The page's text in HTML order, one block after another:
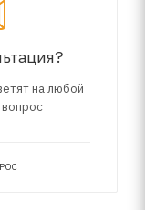
на любой